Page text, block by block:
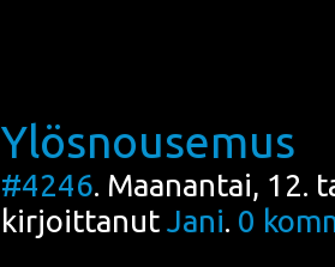
Ylösnousemus
#4246. Maanantai, 12.
kirjoittanut Jani. 0